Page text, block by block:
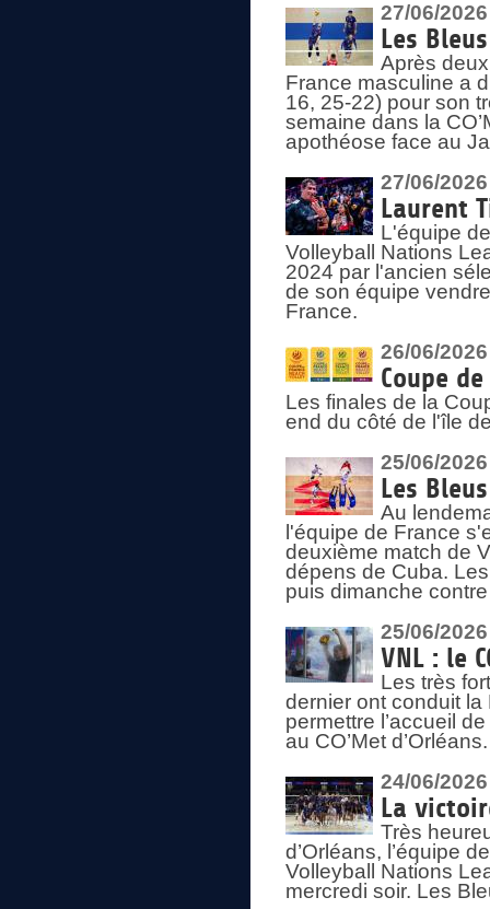
27/06/2026
Les
Après
France masculine a
16, 25-22) pour son
semaine dans la
apothéose face au
27/06/2026
Laurent
L'équipe
Volleyball Nations
2024 par l'ancien
de son équipe
France.
26/06/2026
Coupe
Les finales de la
end du côté de l'île
25/06/2026
Les
Au
l'équipe de France
deuxième match de
dépens de Cuba.
puis dimanche
25/06/2026
VNL : le
Les très
dernier ont conduit
permettre l’accueil
au CO’Met d’Orléans.
24/06/2026
La
Très
d’Orléans, l’équipe
Volleyball Nations
mercredi soir. Les